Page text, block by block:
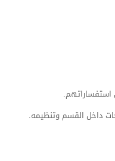
استفساراتهم.
داخل القسم وتنظيمه.